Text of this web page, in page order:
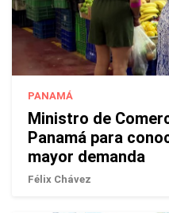
PANAMÁ
Ministro de
Panamá para
mayor demanda
Félix Chávez